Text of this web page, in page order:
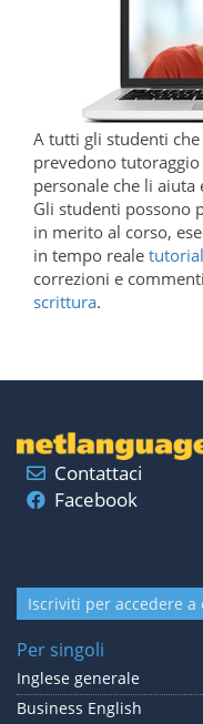
A tutti gli studenti
prevedono
personale che li
Gli studenti possono
in merito al corso,
in tempo reale
correzioni e
scrittura.
Contattaci
Facebook
Iscriviti per accedere
Per singoli
Inglese generale
Business English